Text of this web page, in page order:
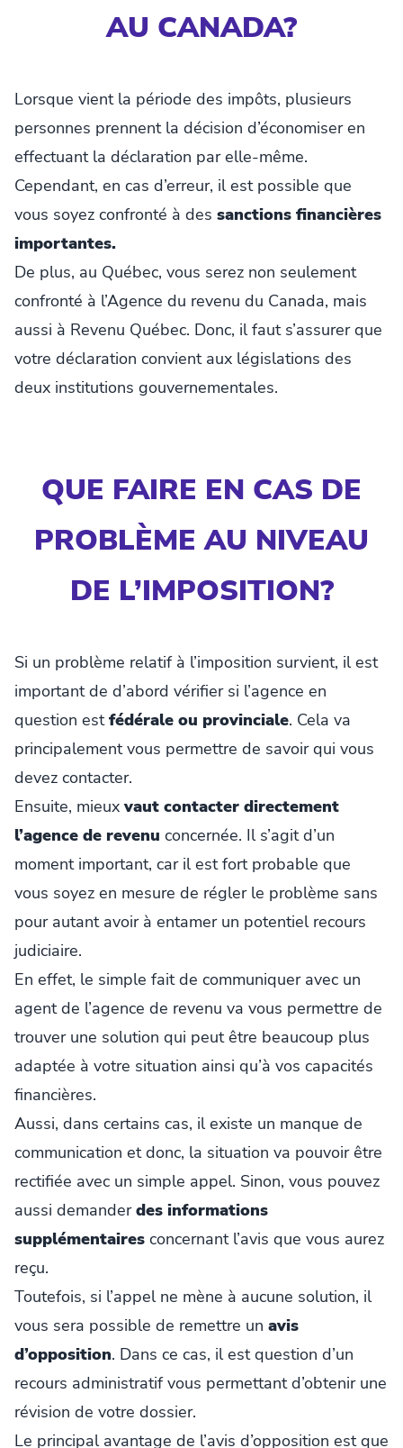
AU CANADA?
Lorsque vient la période des impôts, plusieurs
personnes prennent la décision d’économiser en
effectuant la déclaration par elle-même.
Cependant, en cas d’erreur, il est possible que
vous soyez confronté à des sanctions financières
importantes.
De plus, au Québec, vous serez non seulement
confronté à l’Agence du revenu du Canada, mais
aussi à Revenu Québec. Donc, il faut s’assurer que
votre déclaration convient aux législations des
deux institutions gouvernementales.
QUE FAIRE EN CAS DE
PROBLÈME AU NIVEAU
DE L’IMPOSITION?
Si un problème relatif à l’imposition survient, il est
important de d’abord vérifier si l’agence en
question estfédérale ou provinciale. Cela va
principalement vous permettre de savoir qui vous
devez contacter.
Ensuite, mieuxvaut contacter directement
l’agence de revenu concernée. Il s’agit d’un
moment important, car il est fort probable que
vous soyez en mesure de régler le problème sans
pour autant avoir à entamer un potentiel recours
judiciaire.
En effet, le simple fait de communiquer avec un
agent de l’agence de revenu va vous permettre de
trouver une solution qui peut être beaucoup plus
adaptée à votre situation ainsi qu’à vos capacités
financières.
Aussi, dans certains cas, il existe un manque de
communication et donc, la situation va pouvoir être
rectifiée avec un simple appel. Sinon, vous pouvez
aussi demanderdes informations
supplémentaires concernant l’avis que vous aurez
reçu.
Toutefois, si l’appel ne mène à aucune solution, il
vous sera possible de remettre un avis
d’opposition. Dans ce cas, il est question d’un
recours administratif vous permettant d’obtenir une
révision de votre dossier.
Le principal avantage de l’avis d’opposition est que